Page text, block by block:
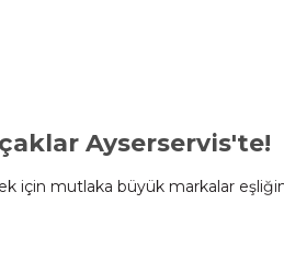
Ayserservis'te!
için mutlaka büyük markalar